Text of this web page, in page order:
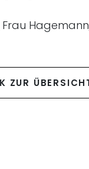
Frau
ZUR